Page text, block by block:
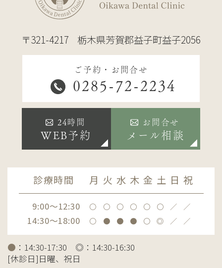
〒321-4217 栃木県芳賀郡益子町益子2056
ご予約・お問合せ
0285-72-2234
24時間
WEB予約
お問合せ
メール相談
診療時間 月 火 水 木 金 土 日 祝
9:00～12:30 〇 〇 〇 〇 〇 〇 ／ ／
14:30～18:00 〇 ● ● ● 〇 ◎ ／ ／
● ：14:30-17:30 ◎：14:30-16:30
[休診日]日曜、祝日